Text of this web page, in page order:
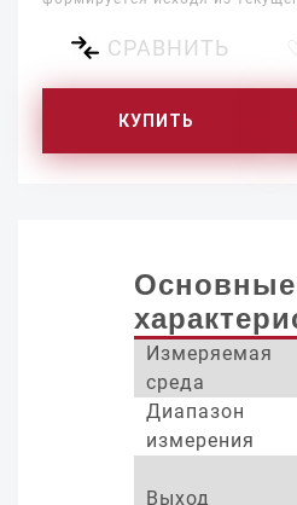
СРАВНИТЬ
КУПИТЬ
Основные
Измеряемая
среда
Диапазон
измерения
Выход